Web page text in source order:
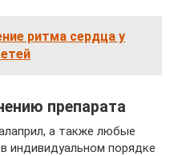
ритма сердца у
препарата
а также любые
индивидуальном порядке